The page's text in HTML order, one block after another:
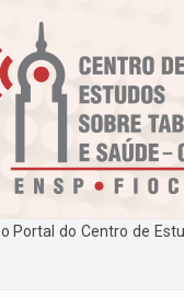
do Centro de